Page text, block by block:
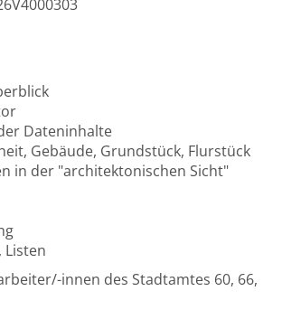
Dateninhalte
Gebäude, Grundstück, Flurstück
in der "architektonischen Sicht"
Listen
innen des Stadtamtes 60, 66,